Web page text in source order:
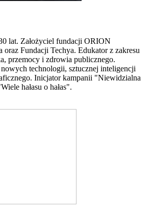
lat. Założyciel fundacji ORION
oraz Fundacji Techya. Edukator z zakresu
przemocy i zdrowia publicznego.
nowych technologii, sztucznej inteligencji
Inicjator kampanii "Niewidzialna
hałasu o hałas".